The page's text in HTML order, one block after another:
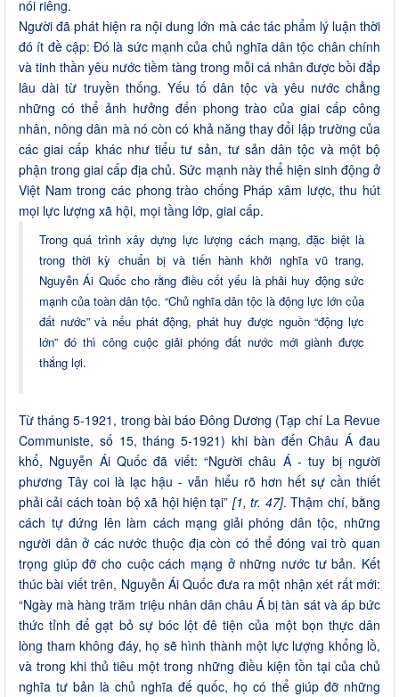
nói riêng.
Người đã phát hiện ra nội dung lớn mà các tác phẩm lý luận thời
đó ít đề cập: Đó là sức mạnh của chủ nghĩa dân tộc chân chính
và tinh thần yêu nước tiềm tàng trong mỗi cá nhân được bồi đắp
lâu dài từ truyền thống. Yếu tố dân tộc và yêu nước chẳng
những có thể ảnh hưởng đến phong trào của giai cấp công
nhân, nông dân mà nó còn có khả năng thay đổi lập trường của
các giai cấp khác như tiểu tư sản, tư sản dân tộc và một bộ
phận trong giai cấp địa chủ. Sức mạnh này thể hiện sinh động ở
Việt Nam trong các phong trào chống Pháp xâm lược, thu hút
mọi lực lượng xã hội, mọi tầng lớp, giai cấp.
Trong quá trình xây dựng lực lượng cách mạng, đặc biệt là
trong thời kỳ chuẩn bị và tiến hành khởi nghĩa vũ trang,
Nguyễn Ái Quốc cho rằng điều cốt yếu là phải huy động sức
mạnh của toàn dân tộc. “Chủ nghĩa dân tộc là động lực lớn của
đất nước” và nếu phát động, phát huy được nguồn “động lực
lớn” đó thì công cuộc giải phóng đất nước mới giành được
thắng lợi.
Từ tháng 5-1921, trong bài báo Đông Dương (Tạp chí La Revue
Communiste, số 15, tháng 5-1921) khi bàn đến Châu Á đau
khổ, Nguyễn Ái Quốc đã viết: “Người châu Á - tuy bị người
phương Tây coi là lạc hậu - vẫn hiểu rõ hơn hết sự cần thiết
phải cải cách toàn bộ xã hội hiện tại” [1, tr. 47]. Thậm chí, bằng
cách tự đứng lên làm cách mạng giải phóng dân tộc, những
người dân ở các nước thuộc địa còn có thể đóng vai trò quan
trọng giúp đỡ cho cuộc cách mạng ở những nước tư bản. Kết
thúc bài viết trên, Nguyễn Ái Quốc đưa ra một nhận xét rất mới:
“Ngày mà hàng trăm triệu nhân dân châu Á bị tàn sát và áp bức
thức tỉnh để gạt bỏ sự bóc lột đê tiện của một bọn thực dân
lòng tham không đáy, họ sẽ hình thành một lực lượng khổng lồ,
và trong khi thủ tiêu một trong những điều kiện tồn tại của chủ
nghĩa tư bản là chủ nghĩa đế quốc, họ có thể giúp đỡ những